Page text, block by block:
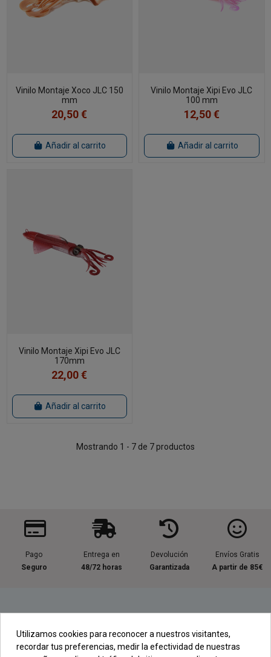
Vinilo Montaje Xoco JLC 150
mm
20,50 €
Añadir al carrito
Vinilo Montaje Xipi Evo JLC
100 mm
12,50 €
Añadir al carrito
Vinilo Montaje Xipi Evo JLC
170mm
22,00 €
Añadir al carrito
Mostrando 1 - 7 de 7 productos
Pago
Seguro
Entrega en
48/72 horas
Devolución
Garantizada
Envíos Gratis
A partir de 85€
Contacta con nosotros
Utilizamos cookies para reconocer a nuestros visitantes,
recordar tus preferencias, medir la efectividad de nuestras